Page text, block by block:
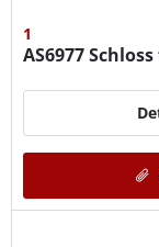
1
AS6977